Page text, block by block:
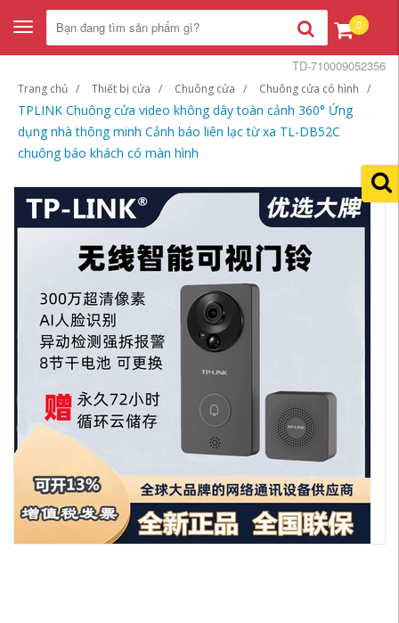
Toggle
navigation
0
Trang chủ Thiết bị cửa Chuông cửa Chuông cửa có hình
TPLINK Chuông cửa video không dây toàn cảnh 360° Ứng
dụng nhà thông minh Cảnh báo liên lạc từ xa TL-DB52C
chuông báo khách có màn hình
TD-710009052356